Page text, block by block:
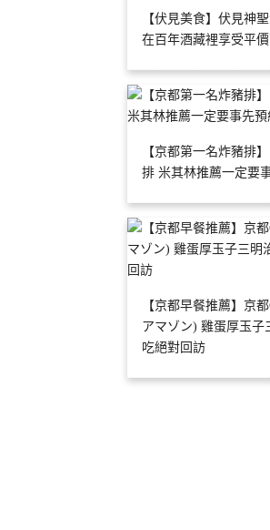
【伏見美食】伏見神
在百年酒藏裡享受平
【京都第一名炸豬排
排 米其林推薦一定要
【京都早餐推薦】京
アマゾン) 雞蛋厚玉子
吃絕對回訪